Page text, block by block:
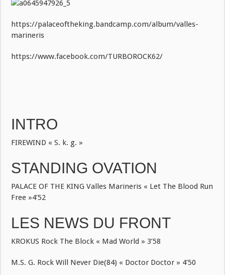
https://palaceoftheking.bandcamp.com/album/valles-
marineris
https://www.facebook.com/TURBOROCK62/
INTRO
FIREWIND « S. k. g. »
STANDING OVATION
PALACE OF THE KING Valles Marineris « Let The Blood Run
Free »4’52
LES NEWS DU FRONT
KROKUS Rock The Block « Mad World » 3’58
M.S. G. Rock Will Never Die(84) « Doctor Doctor » 4’50